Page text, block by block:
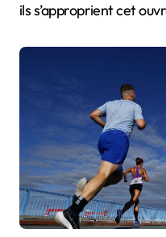
ils s’approprient cet